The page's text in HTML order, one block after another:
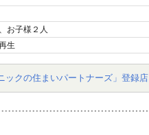
お子様２人
生
ックの住まいパートナーズ」登録店